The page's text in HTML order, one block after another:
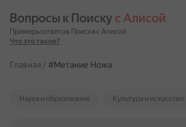
Вопросы к Поиску с Алисой
Примеры ответов Поиска с Алисой
Что это такое?
Главная / #Метание Ножа
Наука и образование Культура и искусство